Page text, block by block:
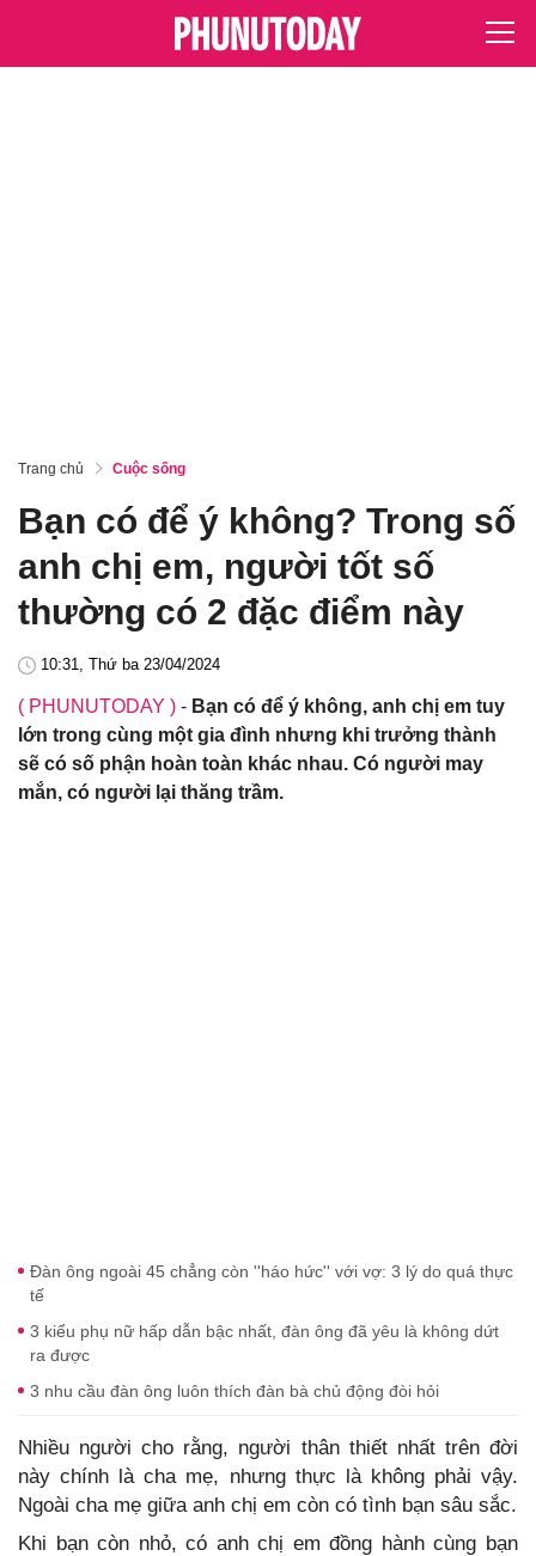
Trang chủ Cuộc sống
Bạn có để ý không? Trong số
anh chị em, người tốt số
thường có 2 đặc điểm này
10:31, Thứ ba 23/04/2024
( PHUNUTODAY ) - Bạn có để ý không, anh chị em tuy
lớn trong cùng một gia đình nhưng khi trưởng thành
sẽ có số phận hoàn toàn khác nhau. Có người may
mắn, có người lại thăng trầm.
Đàn ông ngoài 45 chẳng còn ''háo hức'' với vợ: 3 lý do quá thực
tế
3 kiểu phụ nữ hấp dẫn bậc nhất, đàn ông đã yêu là không dứt
ra được
3 nhu cầu đàn ông luôn thích đàn bà chủ động đòi hỏi
Nhiều người cho rằng, người thân thiết nhất trên đời
này chính là cha mẹ, nhưng thực là không phải vậy.
Ngoài cha mẹ giữa anh chị em còn có tình bạn sâu sắc.
Khi bạn còn nhỏ, có anh chị em đồng hành cùng bạn